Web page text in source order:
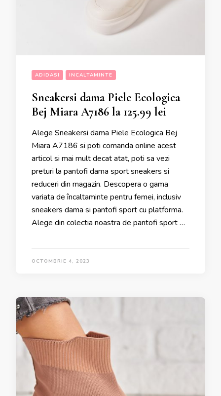
ADIDASI INCALTAMINTE
Sneakersi dama Piele Ecologica
Bej Miara A7186 la 125.99 lei
Alege Sneakersi dama Piele Ecologica Bej
Miara A7186 si poti comanda online acest
articol si mai mult decat atat, poti sa vezi
preturi la pantofi dama sport sneakers si
reduceri din magazin. Descopera o gama
variata de încaltaminte pentru femei, inclusiv
sneakers dama si pantofi sport cu platforma.
Alege din colectia noastra de pantofi sport …
OCTOMBRIE 4, 2023